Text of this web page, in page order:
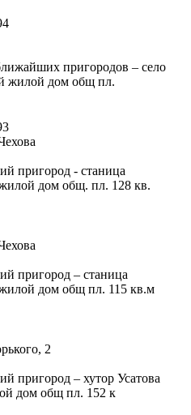
пригородов – село
жилой дом общ пл.
пригород - станица
дом общ. пл. 128 кв.
пригород – станица
дом общ пл. 115 кв.м
2
пригород – хутор Усатова
дом общ пл. 152 к